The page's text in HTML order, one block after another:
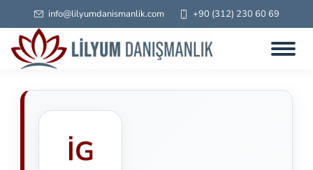
info@lilyumdanismanlik.com +90 (312) 230 60 69
İG